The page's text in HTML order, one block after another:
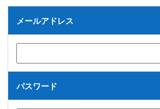
メールアドレス
パスワード